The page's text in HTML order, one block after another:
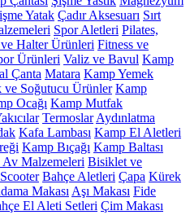
Yatak Çadır Aksesuarı Sırt
Spor Aletleri Pilates,
ve Halter Ürünleri Fitness ve
Ürünleri Valiz ve Bavul Kamp
Çanta Matara Kamp Yemek
Soğutucu Ürünler Kamp
Ocağı Kamp Mutfak
Termoslar Aydınlatma
Kafa Lambası Kamp El Aletleri
Kamp Bıçağı Kamp Baltası
Av Malzemeleri Bisiklet ve
Bahçe Aletleri Çapa Kürek
Makası Aşı Makası Fide
El Aleti Setleri Çim Makası